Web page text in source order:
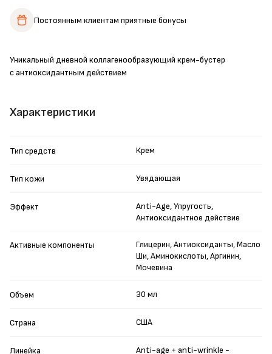
Уникальный дневной коллагенообразующий крем-бустер
с антиоксидантным действием
Характеристики
Тип средств Крем
Тип кожи Увядающая
Эффект
Anti-Age, Упругость,
Антиоксидантное действие
Активные компоненты
Глицерин, Антиоксиданты, Масло
Ши, Аминокислоты, Аргинин,
Мочевина
Объем 30 мл
Страна США
Линейка Anti-age + anti-wrinkle -
Постоянным клиентам приятные бонусы